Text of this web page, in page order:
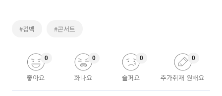
#컴백 #콘서트
좋아요
0
화나요
0
슬퍼요
0
추가취재 원해요
0